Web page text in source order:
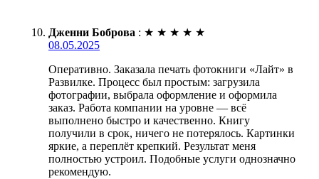
Дженни Боброва : ★ ★ ★ ★ ★
08.05.2025
Оперативно. Заказала печать фотокниги «Лайт» в
Развилке. Процесс был простым: загрузила
фотографии, выбрала оформление и оформила
заказ. Работа компании на уровне — всё
выполнено быстро и качественно. Книгу
получили в срок, ничего не потерялось. Картинки
яркие, а переплёт крепкий. Результат меня
полностью устроил. Подобные услуги однозначно
рекомендую.